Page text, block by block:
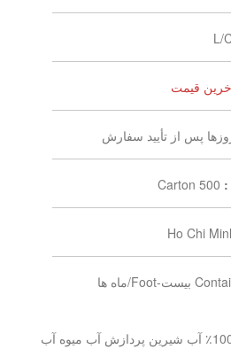
L/
قیمت
:
500 Carton
Ho Chi
همه طبیعی از ویتنام. ما از 100٪ آب شیرین پردازش آب میوه آب